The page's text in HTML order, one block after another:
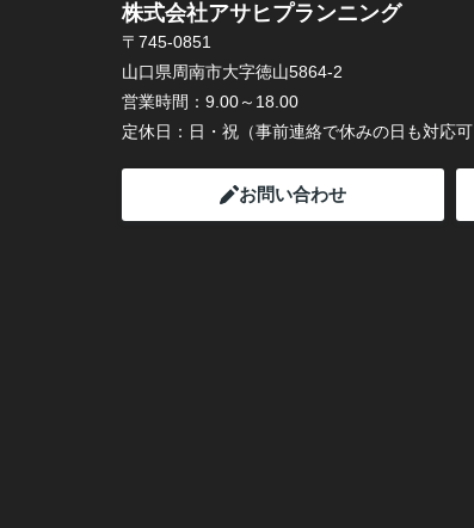
株式会社アサヒプランニング
〒745-0851
山口県周南市大字徳山5864-2
営業時間： 9.00～18.00
定休日： 日・祝（事前連絡で休みの日も対応可
お問い合わせ